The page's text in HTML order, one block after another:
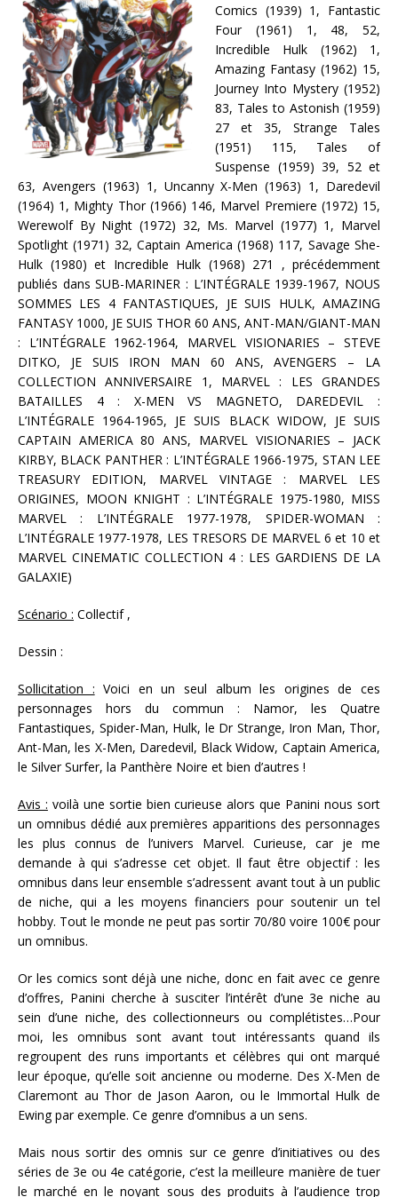
Comics (1939) 1, Fantastic
Four (1961) 1, 48, 52,
Incredible Hulk (1962) 1,
Amazing Fantasy (1962) 15,
Journey Into Mystery (1952)
83, Tales to Astonish (1959)
27 et 35, Strange Tales
(1951) 115, Tales of
Suspense (1959) 39, 52 et
63, Avengers (1963) 1, Uncanny X-Men (1963) 1, Daredevil
(1964) 1, Mighty Thor (1966) 146, Marvel Premiere (1972) 15,
Werewolf By Night (1972) 32, Ms. Marvel (1977) 1, Marvel
Spotlight (1971) 32, Captain America (1968) 117, Savage She-
Hulk (1980) et Incredible Hulk (1968) 271 , précédemment
publiés dans SUB-MARINER : L’INTÉGRALE 1939-1967, NOUS
SOMMES LES 4 FANTASTIQUES, JE SUIS HULK, AMAZING
FANTASY 1000, JE SUIS THOR 60 ANS, ANT-MAN/GIANT-MAN
: L’INTÉGRALE 1962-1964, MARVEL VISIONARIES – STEVE
DITKO, JE SUIS IRON MAN 60 ANS, AVENGERS – LA
COLLECTION ANNIVERSAIRE 1, MARVEL : LES GRANDES
BATAILLES 4 : X-MEN VS MAGNETO, DAREDEVIL :
L’INTÉGRALE 1964-1965, JE SUIS BLACK WIDOW, JE SUIS
CAPTAIN AMERICA 80 ANS, MARVEL VISIONARIES – JACK
KIRBY, BLACK PANTHER : L’INTÉGRALE 1966-1975, STAN LEE
TREASURY EDITION, MARVEL VINTAGE : MARVEL LES
ORIGINES, MOON KNIGHT : L’INTÉGRALE 1975-1980, MISS
MARVEL : L’INTÉGRALE 1977-1978, SPIDER-WOMAN :
L’INTÉGRALE 1977-1978, LES TRESORS DE MARVEL 6 et 10 et
MARVEL CINEMATIC COLLECTION 4 : LES GARDIENS DE LA
GALAXIE)
Scénario : Collectif ,
Dessin :
Sollicitation : Voici en un seul album les origines de ces
personnages hors du commun : Namor, les Quatre
Fantastiques, Spider-Man, Hulk, le Dr Strange, Iron Man, Thor,
Ant-Man, les X-Men, Daredevil, Black Widow, Captain America,
le Silver Surfer, la Panthère Noire et bien d’autres !
Avis : voilà une sortie bien curieuse alors que Panini nous sort
un omnibus dédié aux premières apparitions des personnages
les plus connus de l’univers Marvel. Curieuse, car je me
demande à qui s’adresse cet objet. Il faut être objectif : les
omnibus dans leur ensemble s’adressent avant tout à un public
de niche, qui a les moyens financiers pour soutenir un tel
hobby. Tout le monde ne peut pas sortir 70/80 voire 100€ pour
un omnibus.
Or les comics sont déjà une niche, donc en fait avec ce genre
d’offres, Panini cherche à susciter l’intérêt d’une 3e niche au
sein d’une niche, des collectionneurs ou complétistes…Pour
moi, les omnibus sont avant tout intéressants quand ils
regroupent des runs importants et célèbres qui ont marqué
leur époque, qu’elle soit ancienne ou moderne. Des X-Men de
Claremont au Thor de Jason Aaron, ou le Immortal Hulk de
Ewing par exemple. Ce genre d’omnibus a un sens.
Mais nous sortir des omnis sur ce genre d’initiatives ou des
séries de 3e ou 4e catégorie, c’est la meilleure manière de tuer
le marché en le noyant sous des produits à l’audience trop